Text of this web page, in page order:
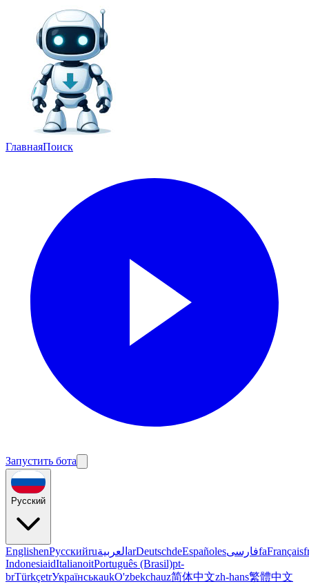
ГлавнаяПоиск
Запустить бота
Русский
EnglishenРусскийruالعربية arDeutschdeEspañolesفارسیfaFrançais
IndonesiaidItalianoitPortuguês (Brasil)pt-
brTürkçetrУкраїнськаukO'zbekchauz简体中文zh-hans繁體中文